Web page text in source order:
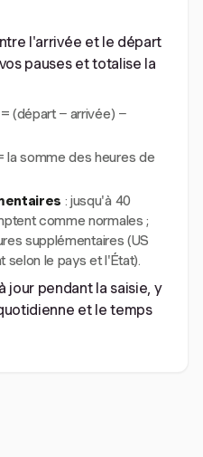
l'arrivée et le départ
pauses et totalise la
= (départ − arrivée) −
la somme des heures de
: jusqu'à 40
comme normales ;
supplémentaires (US
selon le pays et l'État).
jour pendant la saisie, y
et le temps